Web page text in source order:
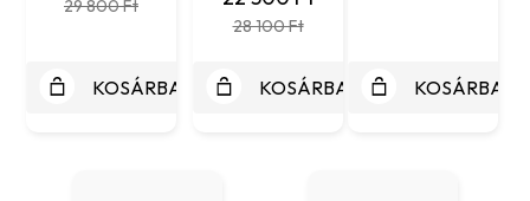
29 800 Ft
KOSÁRBA
28 100 Ft
KOSÁRBA KOSÁRBA